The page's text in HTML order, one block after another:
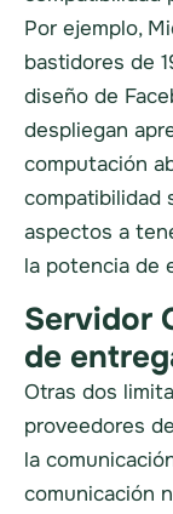
Por ejemplo,
bastidores de
diseño de
despliegan
computación
compatibilidad
aspectos a
la potencia de
Servidor
de
Otras dos
proveedores
la
comunicación